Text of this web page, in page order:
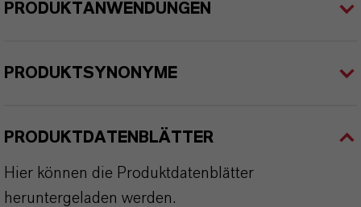
PRODUKTANWENDUNGEN
PRODUKTSYNONYME
PRODUKTDATENBLÄTTER
Hier können die Produktdatenblätter
heruntergeladen werden.